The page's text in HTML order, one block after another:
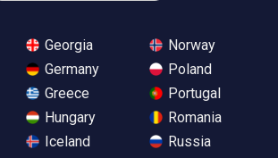
Georgia
Germany
Greece
Hungary
Iceland
Norway
Poland
Portugal
Romania
Russia